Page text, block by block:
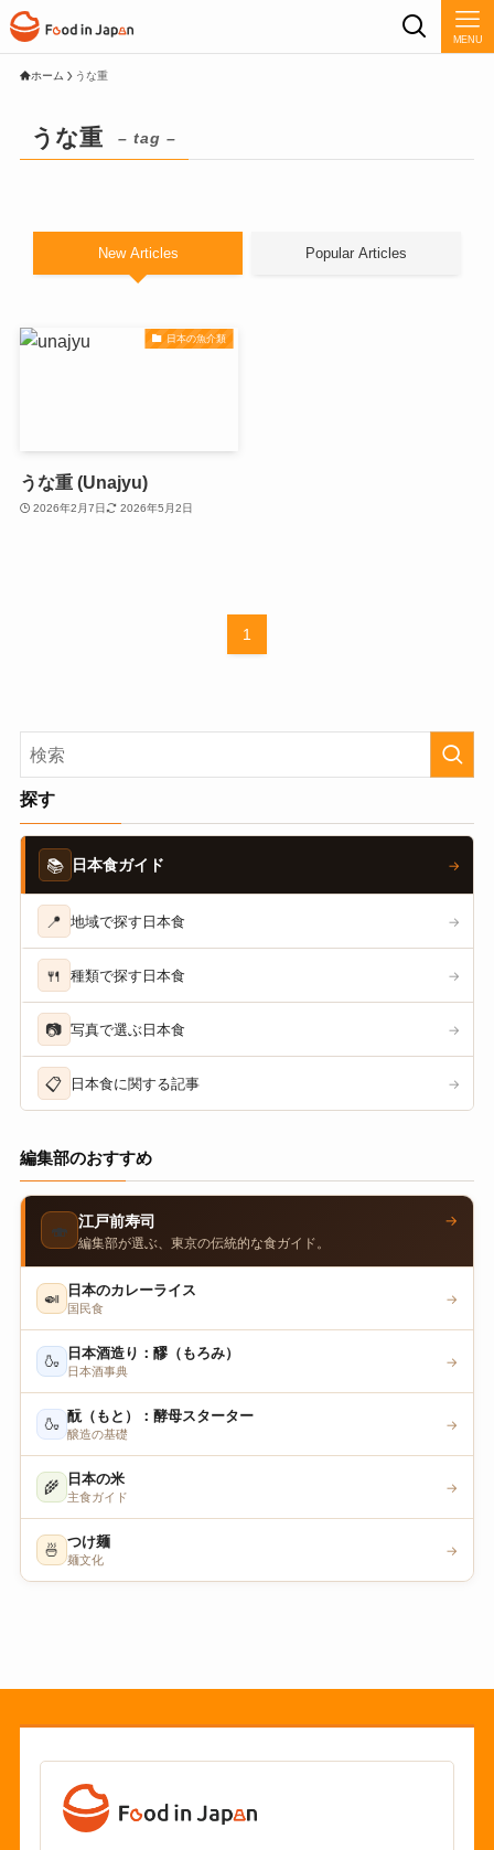
MENU
ホーム うな重
うな重 – tag –
New Articles Popular Articles
日本の魚介類
うな重 (Unajyu)
2026年2月7日 2026年5月2日
1
探す
📚 日本食ガイド →
📍 地域で探す日本食 →
🍴 種類で探す日本食 →
📷 写真で選ぶ日本食 →
📋 日本食に関する記事 →
編集部のおすすめ
🍣 江戸前寿司
編集部が選ぶ、東京の伝統的な食ガイド。
→
🍛 日本のカレーライス
国民食
→
🍶 日本酒造り：醪（もろみ）
日本酒事典
→
🍶 酛（もと）：酵母スターター
醸造の基礎
→
🌾 日本の米
主食ガイド
→
🍜 つけ麺
麺文化
→